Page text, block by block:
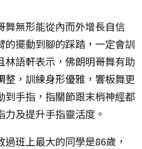
舞無形能從內而外增長自信
的擺動到腳的踩踏，一定會訓
林語軒表示，佛朗明哥舞有助
整，訓練身形優雅，響板舞更
到手指，指關節跟末梢神經都
及提升手指靈活度。
班上最大的同學是86歲，